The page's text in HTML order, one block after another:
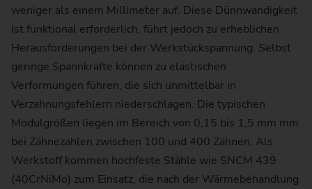
weniger als einem Millimeter auf. Diese Dünnwandigkeit
ist funktional erforderlich, führt jedoch zu erheblichen
Herausforderungen bei der Werkstückspannung. Selbst
geringe Spannkräfte können zu elastischen
Verformungen führen, die sich unmittelbar in
Verzahnungsfehlern niederschlagen. Die typischen
Modulgrößen liegen im Bereich von 0,15 bis 1,5 mm mm
bei Zähnezahlen zwischen 100 und 400 Zähnen. Als
Werkstoff kommen hochfeste Stähle wie SNCM 439
(40CrNiMo) zum Einsatz, die nach der Wärmebehandlung